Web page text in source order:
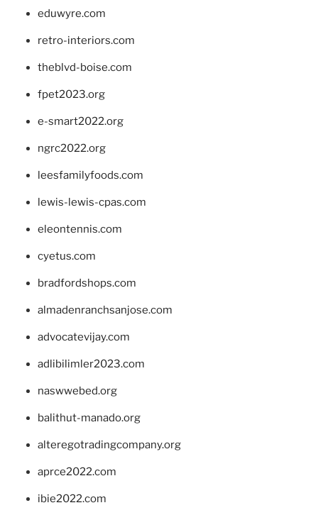
eduwyre.com
retro-interiors.com
theblvd-boise.com
fpet2023.org
e-smart2022.org
ngrc2022.org
leesfamilyfoods.com
lewis-lewis-cpas.com
eleontennis.com
cyetus.com
bradfordshops.com
almadenranchsanjose.com
advocatevijay.com
adlibilimler2023.com
naswwebed.org
balithut-manado.org
alteregotradingcompany.org
aprce2022.com
ibie2022.com